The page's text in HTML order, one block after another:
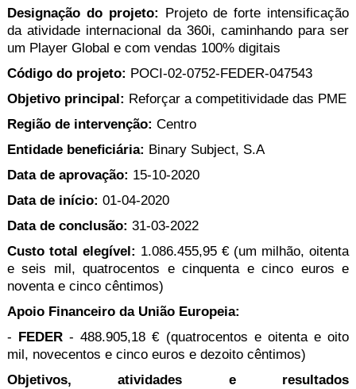
Designação do projeto: Projeto de forte intensificação
da atividade internacional da 360i, caminhando para ser
um Player Global e com vendas 100% digitais
Código do projeto: POCI-02-0752-FEDER-047543
Objetivo principal: Reforçar a competitividade das PME
Região de intervenção: Centro
Entidade beneﬁciária: Binary Subject, S.A
Data de aprovação: 15-10-2020
Data de início: 01-04-2020
Data de conclusão: 31-03-2022
Custo total elegível: 1.086.455,95 € (um milhão, oitenta
e seis mil, quatrocentos e cinquenta e cinco euros e
noventa e cinco cêntimos)
Apoio Financeiro da União Europeia:
-
FEDER - 488.905,18 € (quatrocentos e oitenta e oito
mil, novecentos e cinco euros e dezoito cêntimos)
Objetivos, atividades e resultados